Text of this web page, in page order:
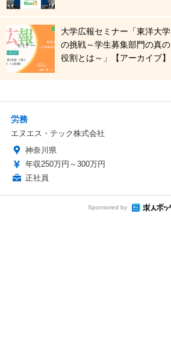
大学広報セミナー「東洋大学
の挑戦～学生募集部門の真の
役割とは～」【アーカイブ】
労務
エヌエス・テック株式会社
神奈川県
年収250万円～300万円
正社員
Sponsored by